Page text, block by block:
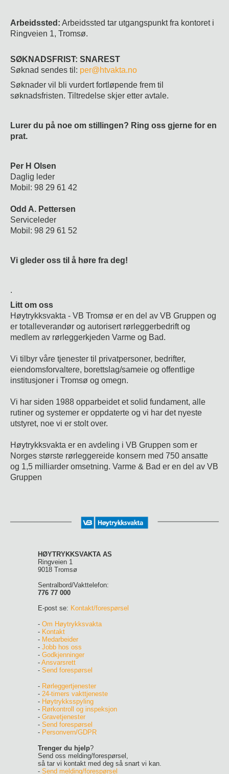
Arbeidssted: Arbeidssted tar utgangspunkt fra kontoret i
Ringveien 1, Tromsø.
SØKNADSFRIST: SNAREST
Søknad sendes til: per@htvakta.no
Søknader vil bli vurdert fortløpende frem til
søknadsfristen. Tiltredelse skjer etter avtale.
Lurer du på noe om stillingen? Ring oss gjerne for en
prat.
Per H Olsen
Daglig leder
Mobil: 98 29 61 42
Odd A. Pettersen
Serviceleder
Mobil: 98 29 61 52
Vi gleder oss til å høre fra deg!
.
Litt om oss
Høytrykksvakta - VB Tromsø er en del av VB Gruppen og
er totalleverandør og autorisert rørleggerbedrift og
medlem av rørleggerkjeden Varme og Bad.
Vi tilbyr våre tjenester til privatpersoner, bedrifter,
eiendomsforvaltere, borettslag/sameie og offentlige
institusjoner i Tromsø og omegn.
Vi har siden 1988 opparbeidet et solid fundament, alle
rutiner og systemer er oppdaterte og vi har det nyeste
utstyret, noe vi er stolt over.
Høytrykksvakta er en avdeling i VB Gruppen som er
Norges største rørleggereide konsern med 750 ansatte
og 1,5 milliarder omsetning. Varme & Bad er en del av VB
Gruppen
HØYTRYKKSVAKTA AS
Ringveien 1
9018 Tromsø
Sentralbord/Vakttelefon:
776 77 000
E-post se: Kontakt/forespørsel
- Om Høytrykksvakta
- Kontakt
- Medarbeider
- Jobb hos oss
- Godkjenninger
- Ansvarsrett
- Send forespørsel
- Rørleggertjenester
- 24-timers vakttjeneste
- Høytrykksspyling
- Rørkontroll og inspeksjon
- Gravetjenester
- Send forespørsel
- Personvern/GDPR
Trenger du hjelp?
Send oss melding/forespørsel,
så tar vi kontakt med deg så snart vi kan.
- Send melding/forespørsel